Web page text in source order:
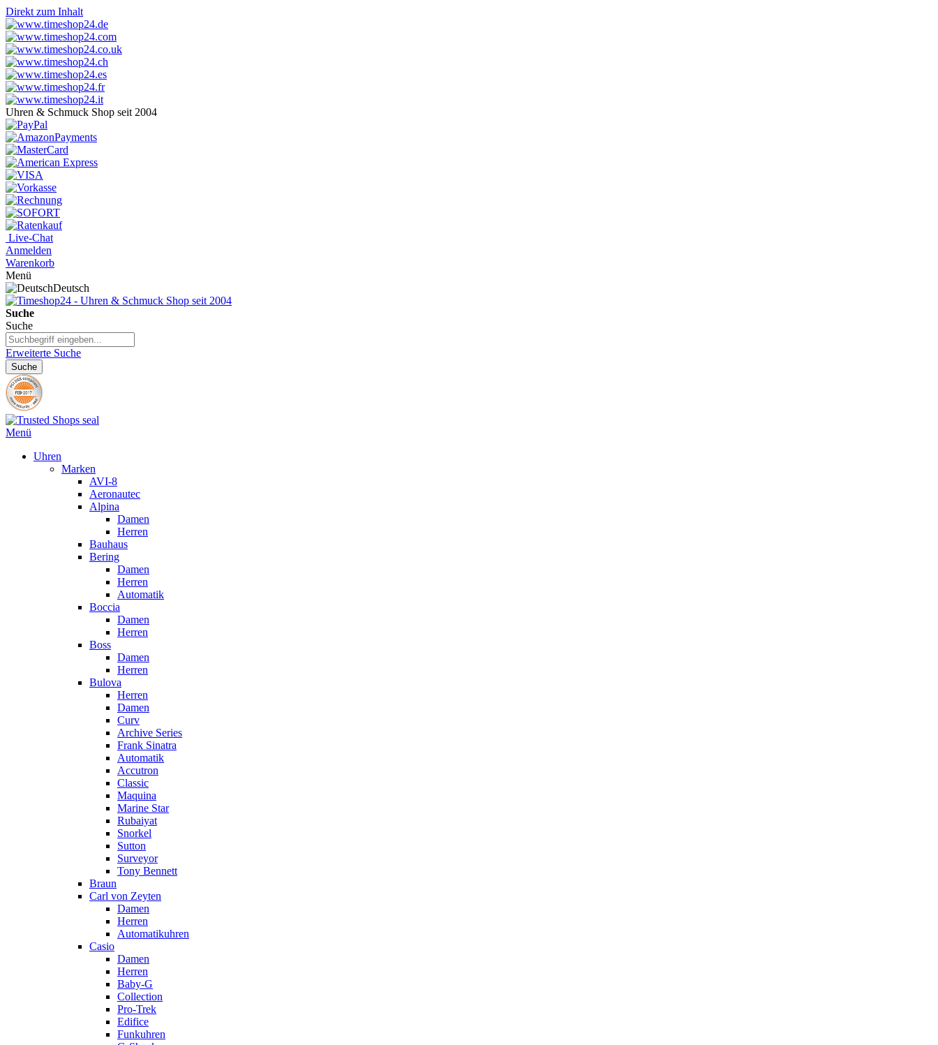
Direkt zum Inhalt
Uhren & Schmuck Shop seit 2004
Live-Chat
Anmelden
Warenkorb
Menü
Deutsch
Suche
Suche
Erweiterte Suche
Suche
Menü
Uhren
Marken
AVI-8
Aeronautec
Alpina
Damen
Herren
Bauhaus
Bering
Damen
Herren
Automatik
Boccia
Damen
Herren
Boss
Damen
Herren
Bulova
Herren
Damen
Curv
Archive Series
Frank Sinatra
Automatik
Accutron
Classic
Maquina
Marine Star
Rubaiyat
Snorkel
Sutton
Surveyor
Tony Bennett
Braun
Carl von Zeyten
Damen
Herren
Automatikuhren
Casio
Damen
Herren
Baby-G
Collection
Pro-Trek
Edifice
Funkuhren